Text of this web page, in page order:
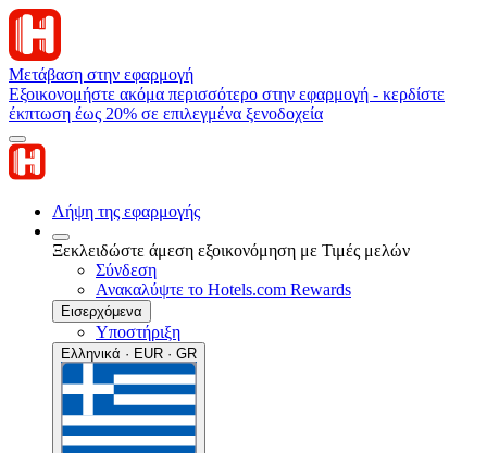
Μετάβαση στην εφαρμογή
Εξοικονομήστε ακόμα περισσότερο στην εφαρμογή - κερδίστε
έκπτωση έως 20% σε επιλεγμένα ξενοδοχεία
Λήψη της εφαρμογής
Ξεκλειδώστε άμεση εξοικονόμηση με Τιμές μελών
Σύνδεση
Ανακαλύψτε το Hotels.com Rewards
Εισερχόμενα
Υποστήριξη
Ελληνικά · EUR · GR